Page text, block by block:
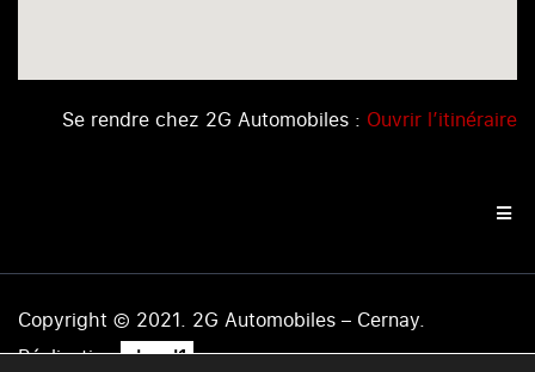
Se rendre chez 2G Automobiles : Ouvrir l’itinéraire
Copyright © 2021. 2G Automobiles – Cernay.
Réalisation .level1